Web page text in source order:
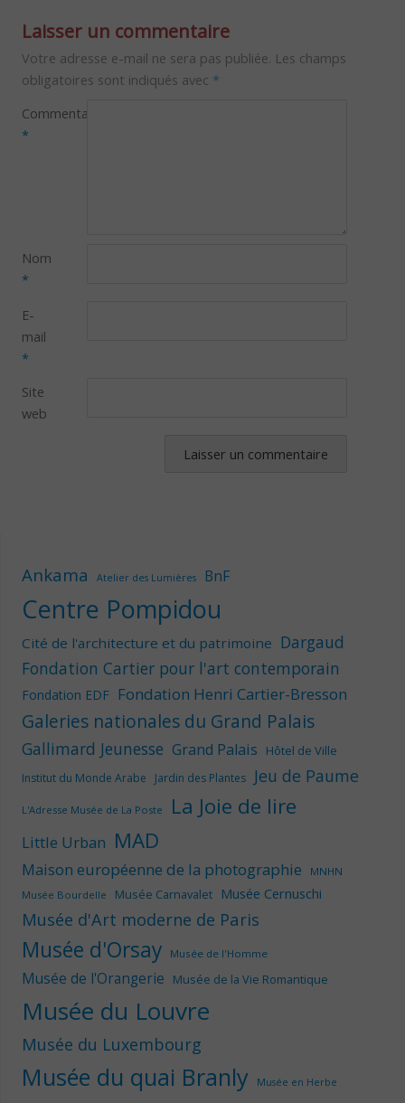
Laisser un commentaire
Votre adresse e-mail ne sera pas publiée. Les champs
obligatoires sont indiqués avec *
Commentaire
*
Nom
*
E-
mail
*
Site
web
Ankama Atelier des Lumières BnF
Centre Pompidou
Cité de l'architecture et du patrimoine Dargaud
Fondation Cartier pour l'art contemporain
Fondation EDF Fondation Henri Cartier-Bresson
Galeries nationales du Grand Palais
Gallimard Jeunesse Grand Palais Hôtel de Ville
Institut du Monde Arabe Jardin des Plantes Jeu de Paume
L'Adresse Musée de La Poste La Joie de lire
Little Urban MAD
Maison européenne de la photographie
MNHN
Musée Bourdelle
Musée Carnavalet Musée Cernuschi
Musée d'Art moderne de Paris
Musée d'Orsay Musée de l'Homme
Musée de l'Orangerie Musée de la Vie Romantique
Musée du Louvre
Musée du Luxembourg
Musée du quai Branly Musée en Herbe